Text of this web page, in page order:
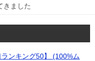
きました
ンキング50】 (100%ム